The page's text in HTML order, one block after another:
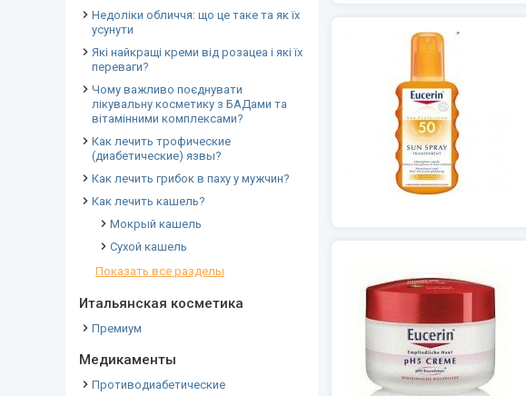
Недоліки обличчя: що це таке та як їх
усунути
Які найкращі креми від розацеа і які їх
переваги?
Чому важливо поєднувати
лікувальну косметику з БАДами та
вітамінними комплексами?
Как лечить трофические
(диабетические) язвы?
Как лечить грибок в паху у мужчин?
Как лечить кашель?
Мокрый кашель
Сухой кашель
Показать все разделы
Итальянская косметика
Премиум
Медикаменты
Противодиабетические